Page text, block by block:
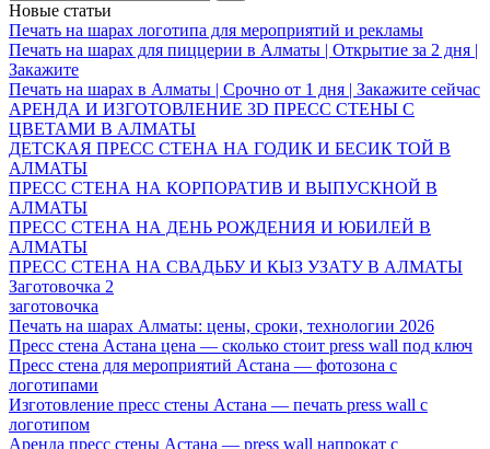
Новые статьи
Печать на шарах логотипа для мероприятий и рекламы
Печать на шарах для пиццерии в Алматы | Открытие за 2 дня |
Закажите
Печать на шарах в Алматы | Срочно от 1 дня | Закажите сейчас
АРЕНДА И ИЗГОТОВЛЕНИЕ 3D ПРЕСС СТЕНЫ С
ЦВЕТАМИ В АЛМАТЫ
ДЕТСКАЯ ПРЕСС СТЕНА НА ГОДИК И БЕСИК ТОЙ В
АЛМАТЫ
ПРЕСС СТЕНА НА КОРПОРАТИВ И ВЫПУСКНОЙ В
АЛМАТЫ
ПРЕСС СТЕНА НА ДЕНЬ РОЖДЕНИЯ И ЮБИЛЕЙ В
АЛМАТЫ
ПРЕСС СТЕНА НА СВАДЬБУ И КЫЗ УЗАТУ В АЛМАТЫ
Заготовочка 2
заготовочка
Печать на шарах Алматы: цены, сроки, технологии 2026
Пресс стена Астана цена — сколько стоит press wall под ключ
Пресс стена для мероприятий Астана — фотозона с
логотипами
Изготовление пресс стены Астана — печать press wall с
логотипом
Аренда пресс стены Астана — press wall напрокат с